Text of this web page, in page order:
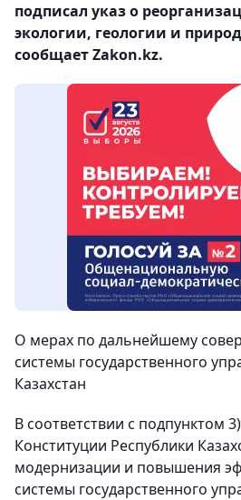
подписал указ о
экологии, геологии и
сообщает Zakon.kz.
О мерах по дальнейшему
системы государственного
Казахстан
В соответствии с подпунктом
Конституции Республики
модернизации и повышения
системы государственного